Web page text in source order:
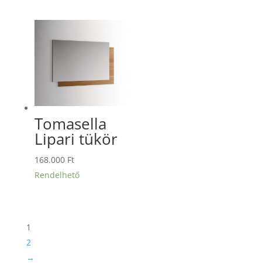
Tomasella
Lipari tükör
168.000 Ft
Rendelhető
1
2
→